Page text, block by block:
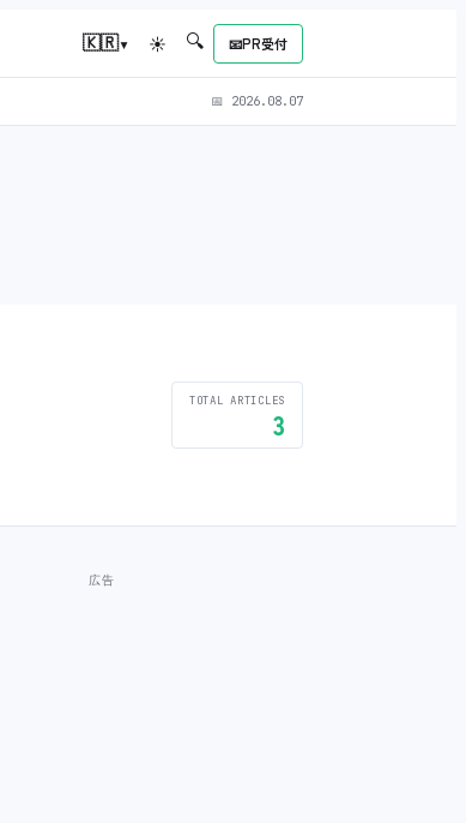
🇰🇷▾ ☀ 🔍 📧PR受付
📅 2026.08.07
TOTAL ARTICLES
3